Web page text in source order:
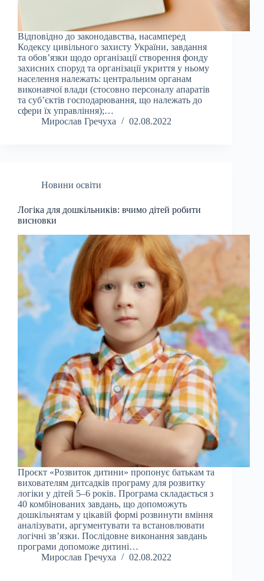
Відповідно до законодавства, насамперед
Кодексу цивільного захисту України, завдання
та обов’язки щодо організації створення фонду
захисних споруд та організації укриття у ньому
населення належать: центральним органам
виконавчої влади (стосовно персоналу апаратів
та суб’єктів господарювання, що належать до
сфери їх управління);…
Мирослав Гречуха
02.08.2022
Новини освіти
Логіка для дошкільників: вчимо дітей робити
висновки
Проєкт «Розвиток дитини» пропонує батькам та
вихователям дитсадків програму для розвитку
логіки у дітей 5–6 років. Програма складається з
40 комбінованих завдань, що допоможуть
дошкільнятам у цікавій формі розвинути вміння
аналізувати, аргументувати та встановлювати
логічні зв’язки. Послідовне виконання завдань
програми допоможе дитині…
Мирослав Гречуха
02.08.2022